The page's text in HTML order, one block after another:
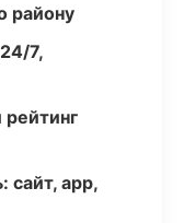
району
7,
сайт, app,